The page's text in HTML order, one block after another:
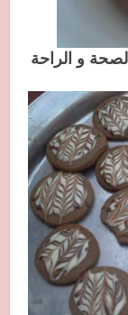
و الراحة